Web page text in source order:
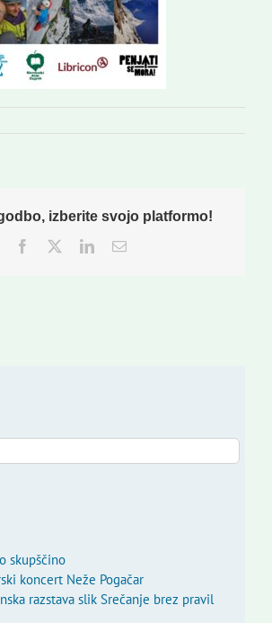
izberite svojo platformo!
Facebook
TwitterLinkedInEmail
skupščino
koncert Neže Pogačar
razstava slik Srečanje brez pravil